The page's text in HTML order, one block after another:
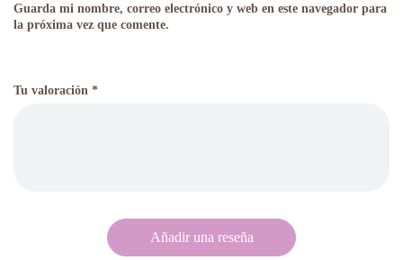
Tu valoración *
Guarda mi nombre, correo electrónico y web en este navegador para
la próxima vez que comente.